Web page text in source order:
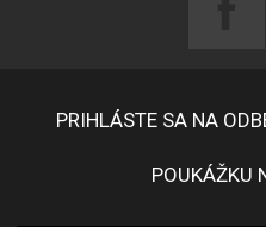
PRIHLÁSTE SA NA
POUKÁŽKU